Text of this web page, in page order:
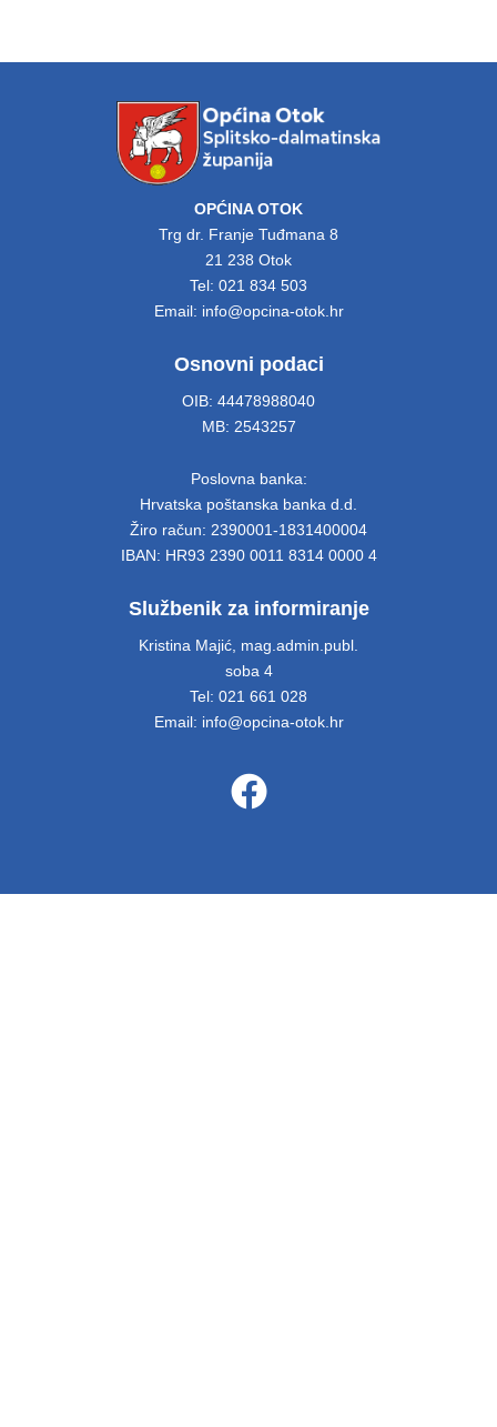
OPĆINA OTOK
Trg dr. Franje Tuđmana 8
21 238 Otok
Tel: 021 834 503
Email: info@opcina-otok.hr
Osnovni podaci
OIB: 44478988040
MB: 2543257
Poslovna banka:
Hrvatska poštanska banka d.d.
Žiro račun: 2390001-1831400004
IBAN: HR93 2390 0011 8314 0000 4
Službenik za informiranje
Kristina Majić, mag.admin.publ.
soba 4
Tel: 021 661 028
Email: info@opcina-otok.hr